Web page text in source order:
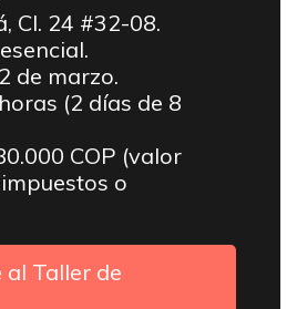
Cl. 24 #32-08.
de marzo.
(2 días de 8
COP (valor
o
al Taller de